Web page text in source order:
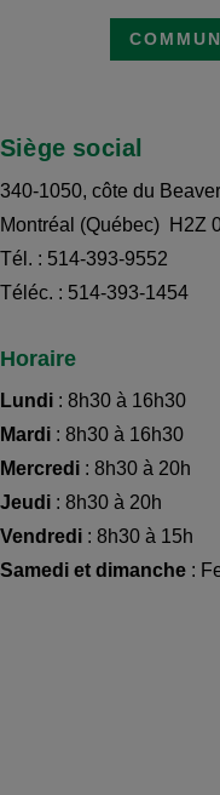
Siège social
340-1050, côte du Beaver
Montréal (Québec) H2Z
Tél. : 514-393-9552
Téléc. : 514-393-1454
Horaire
Lundi : 8h30 à 16h30
Mardi : 8h30 à 16h30
Mercredi : 8h30 à 20h
Jeudi : 8h30 à 20h
Vendredi : 8h30 à 15h
Samedi et dimanche :